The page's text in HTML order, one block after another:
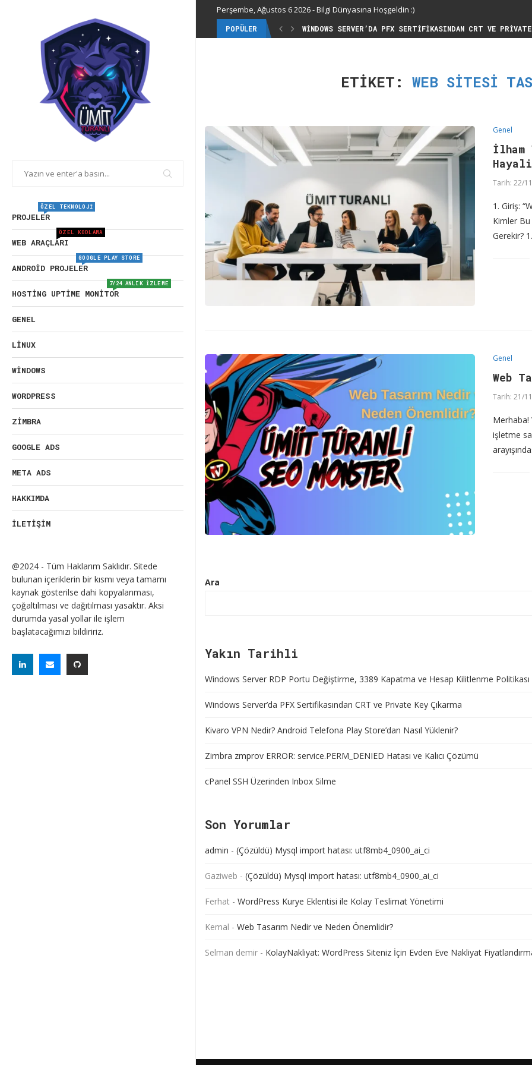
PROJELER
ÖZEL TEKNOLOJI
WEB ARAÇLARI
ÖZEL KODLAMA
ANDROID PROJELER
GOOGLE PLAY STORE
HOSTING UPTIME MONITOR
7/24 ANLIK İZLEME
GENEL
LINUX
WINDOWS
WORDPRESS
ZIMBRA
GOOGLE ADS
META ADS
HAKKIMDA
İLETIŞIM
@2024 - Tüm Haklarım Saklıdır. Sitede
bulunan içeriklerin bir kısmı veya tamamı
kaynak gösterilse dahi kopyalanması,
çoğaltılması ve dağıtılması yasaktır. Aksi
durumda yasal yollar ile işlem
başlatacağımızı bildiririz.
Perşembe, Ağustos 6 2026 - Bilgi Dünyasına Hoşgeldin :)
POPÜLER WINDOWS SERVER’DA PFX SERTIFIKASINDAN CRT VE
ETIKET: WEB SITESI
Genel
İlham
Tarih: 22/
1. Giriş:
Kimler Bu
Gerekir?
Genel
Web
Tarih: 21/
Merhaba!
işletme
Ara
Yakın Tarihli
Windows Server RDP Portu Değiştirme, 3389 Kapatma ve Hesap Kilitlenme Politikası
Windows Server’da PFX Sertifikasından CRT ve Private Key Çıkarma
Kivaro VPN Nedir? Android Telefona Play Store’dan Nasıl Yüklenir?
Zimbra zmprov ERROR: service.PERM_DENIED Hatası ve Kalıcı Çözümü
cPanel SSH Üzerinden Inbox Silme
Son Yorumlar
admin - (Çözüldü) Mysql import hatası: utf8mb4_0900_ai_ci
Gaziweb - (Çözüldü) Mysql import hatası: utf8mb4_0900_ai_ci
Ferhat - WordPress Kurye Eklentisi ile Kolay Teslimat Yönetimi
Kemal - Web Tasarım Nedir ve Neden Önemlidir?
Selman demir - KolayNakliyat: WordPress Siteniz İçin Evden Eve Nakliyat